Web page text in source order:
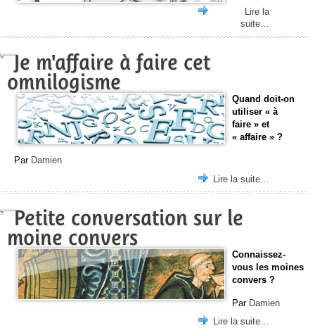
Lire la
suite…
Je m'affaire à faire cet
omnilogisme
Quand doit-on
utiliser « à
faire » et
« affaire » ?
Par Damien
Lire la suite…
Petite conversation sur le
moine convers
Connaissez-
vous les moines
convers ?
Par Damien
Lire la suite…